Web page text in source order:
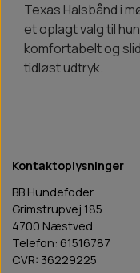
Texas Halsbånd i
et oplagt valg til
komfortabelt og
tidløst udtryk.
Kontaktoplysninger
BB Hundefoder
Grimstrupvej 185
4700 Næstved
Telefon: 61516787
CVR: 36229225